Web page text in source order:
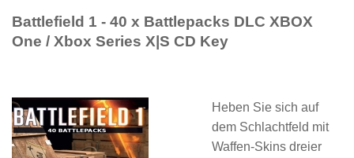
Battlefield 1 - 40 x Battlepacks DLC XBOX
One / Xbox Series X|S CD Key
Heben Sie sich auf
dem Schlachtfeld mit
Waffen-Skins dreier